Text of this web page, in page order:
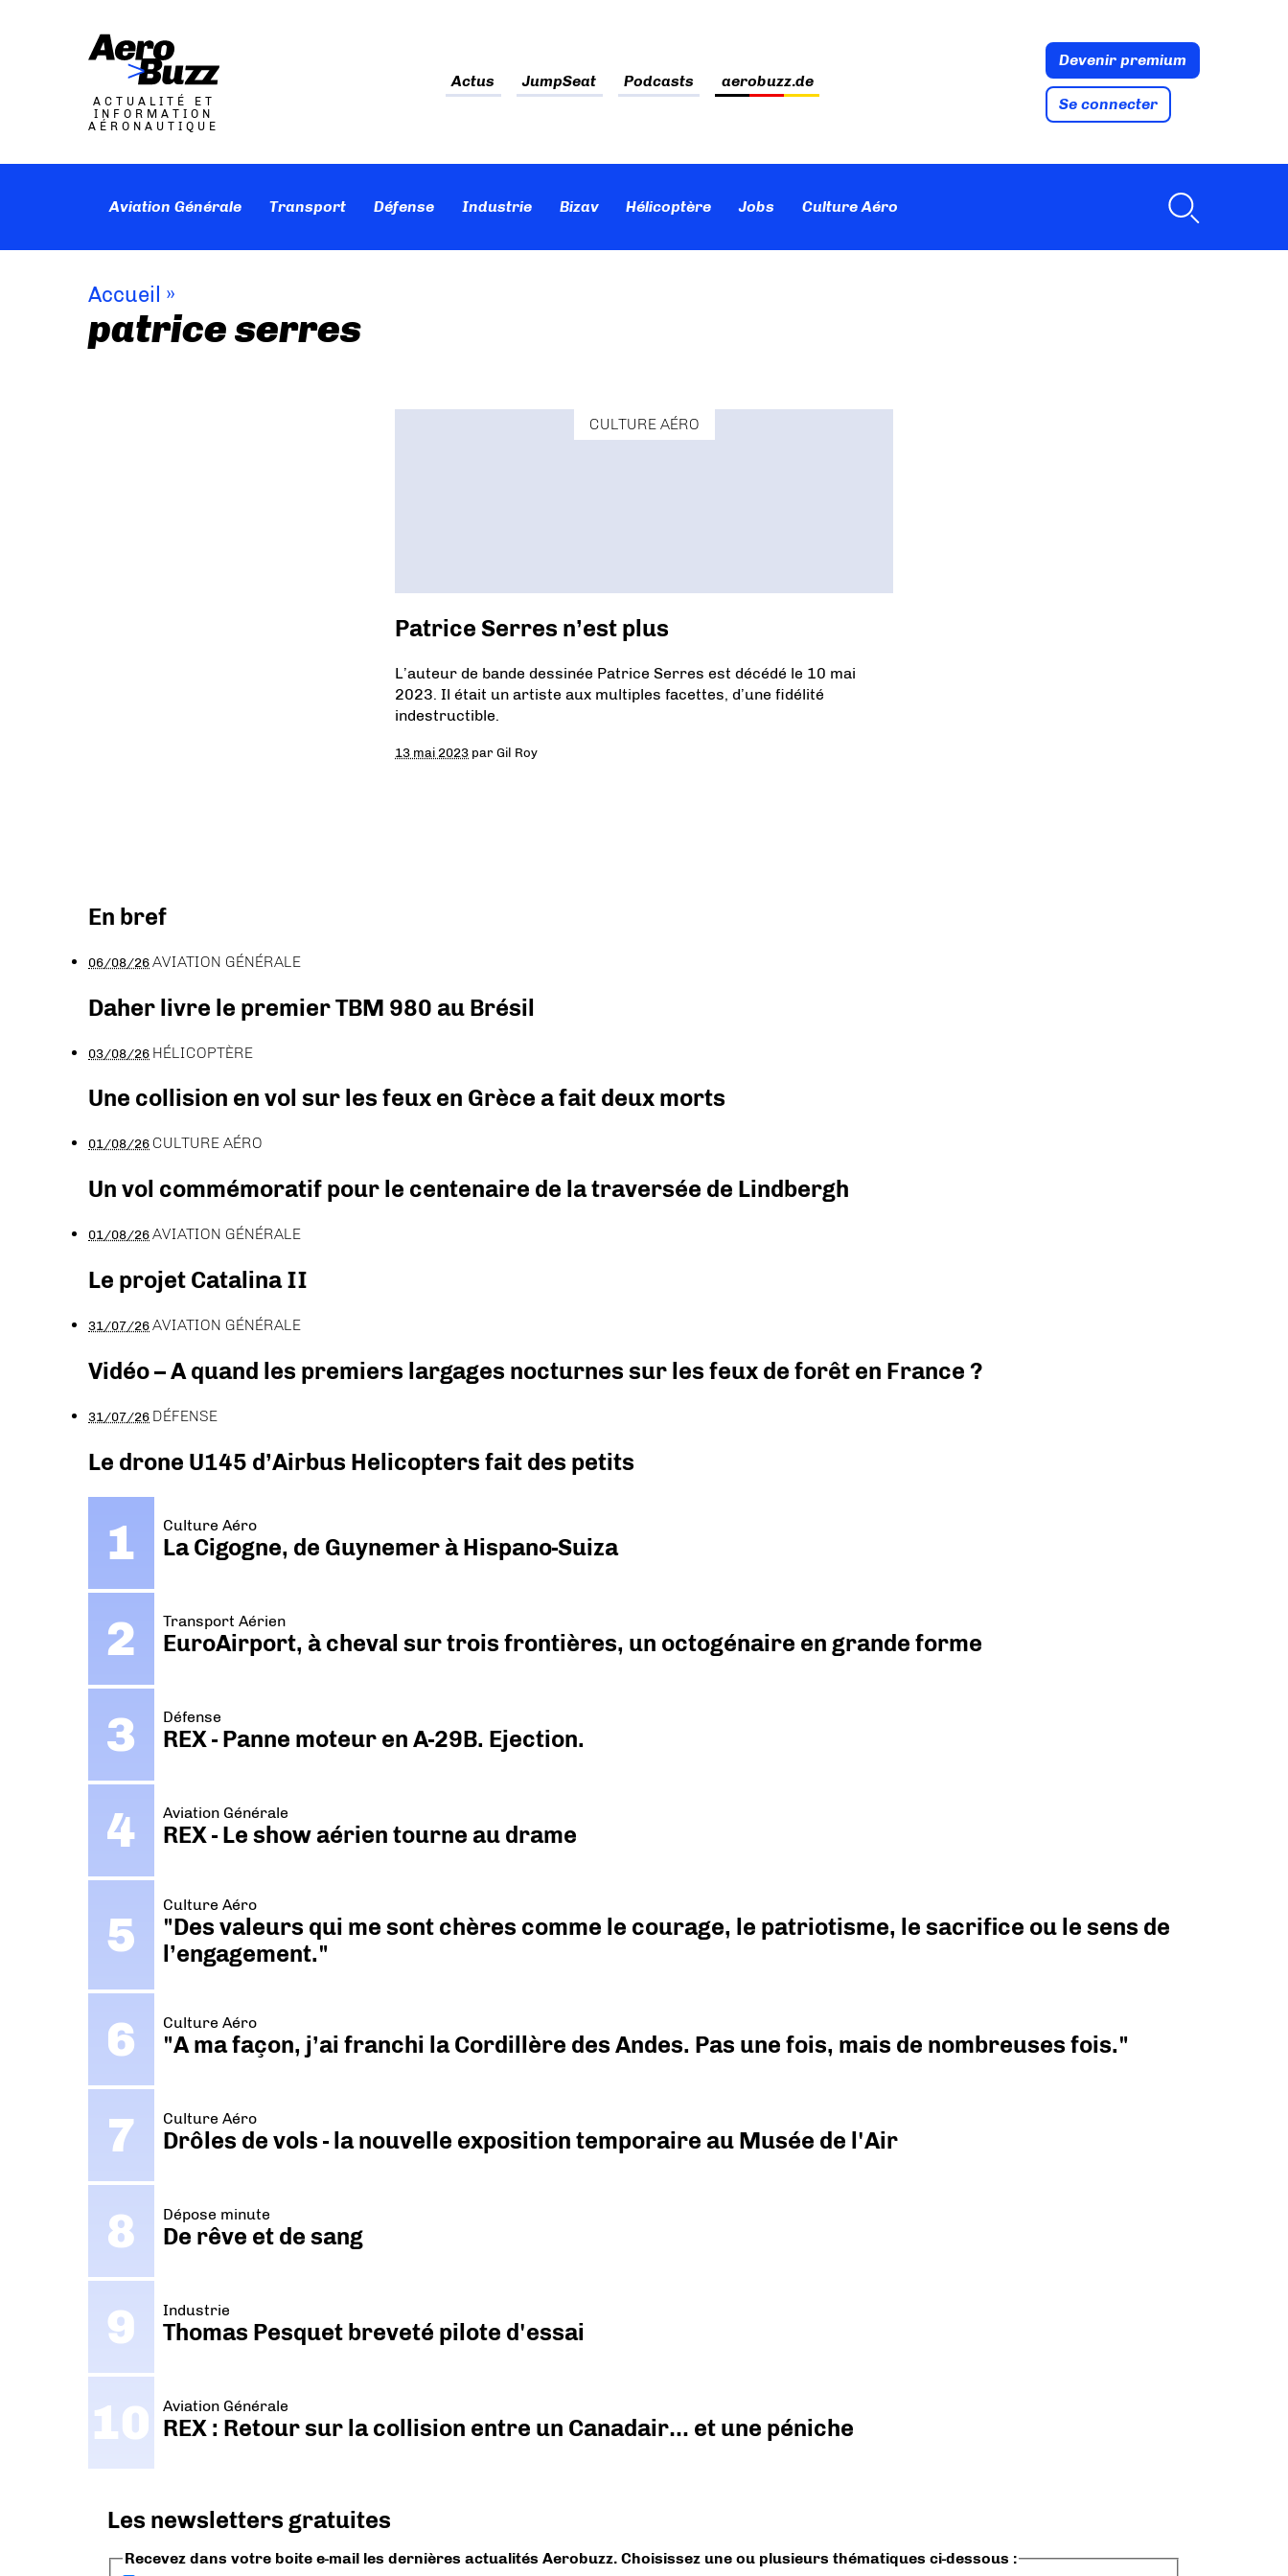
ACTUALITÉ ET
INFORMATION
AÉRONAUTIQUE
Actus JumpSeat Podcasts aerobuzz.de
Devenir premium
Se connecter
Aviation Générale Transport Défense Industrie Bizav Hélicoptère Jobs Culture Aéro
Accueil »
patrice serres
CULTURE AÉRO
Patrice Serres n’est plus
L’auteur de bande dessinée Patrice Serres est décédé le 10 mai
2023. Il était un artiste aux multiples facettes, d’une fidélité
indestructible.
13 mai 2023 parGil Roy
En bref
06/08/26AVIATION GÉNÉRALE
Daher livre le premier TBM 980 au Brésil
03/08/26 HÉLICOPTÈRE
Une collision en vol sur les feux en Grèce a fait deux morts
01/08/26 CULTURE AÉRO
Un vol commémoratif pour le centenaire de la traversée de Lindbergh
01/08/26AVIATION GÉNÉRALE
Le projet Catalina II
31/07/26AVIATION GÉNÉRALE
Vidéo – A quand les premiers largages nocturnes sur les feux de forêt en France ?
31/07/26 DÉFENSE
Le drone U145 d’Airbus Helicopters fait des petits
Culture Aéro
La Cigogne, de Guynemer à Hispano-Suiza
Transport Aérien
EuroAirport, à cheval sur trois frontières, un octogénaire en grande forme
Défense
REX - Panne moteur en A-29B. Ejection.
Aviation Générale
REX - Le show aérien tourne au drame
Culture Aéro
"Des valeurs qui me sont chères comme le courage, le patriotisme, le sacrifice ou le sens de
l’engagement."
Culture Aéro
"A ma façon, j’ai franchi la Cordillère des Andes. Pas une fois, mais de nombreuses fois."
Culture Aéro
Drôles de vols - la nouvelle exposition temporaire au Musée de l'Air
Dépose minute
De rêve et de sang
Industrie
Thomas Pesquet breveté pilote d'essai
Aviation Générale
REX : Retour sur la collision entre un Canadair… et une péniche
Les newsletters gratuites
Recevez dans votre boite e-mail les dernières actualités Aerobuzz. Choisissez une ou plusieurs thématiques ci-dessous :